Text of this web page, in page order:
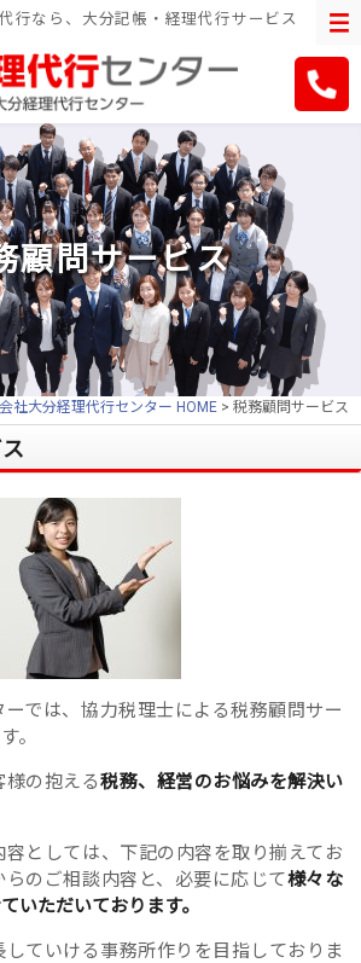
行なら、大分記帳・経理代行サービス
顧問サービス
社大分経理代行センター HOME > 税務顧問サービス
では、協力税理士による税務顧問サー
。
の抱える税務、経営のお悩みを解決い
としては、下記の内容を取り揃えてお
らのご相談内容と、必要に応じて様々な
いただいております。
ていける事務所作りを目指しておりま